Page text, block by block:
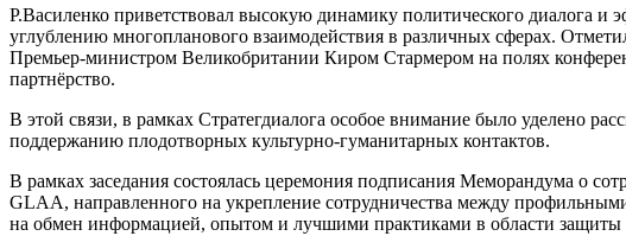
Р.Василенко приветствовал высокую динамику политического диалога и
углублению многопланового взаимодействия в различных сферах.
Премьер-министром Великобритании Киром Стармером на полях
партнёрство.
В этой связи, в рамках Стратегдиалога особое внимание было уделено
поддержанию плодотворных культурно-гуманитарных контактов.
В рамках заседания состоялась церемония подписания Меморандума о
GLAA, направленного на укрепление сотрудничества между
на обмен информацией, опытом и лучшими практиками в области защиты